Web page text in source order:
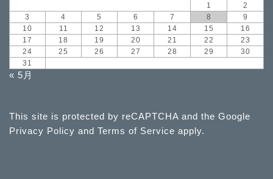
1
2
3
4 5 6 7 8
9
10
11 12 13 14 15
16
17
18 19 20 21 22
23
24
25 26 27 28 29
30
31
« 5月
This site is protected by reCAPTCHA and the Google
Privacy Policy and Terms of Service apply.